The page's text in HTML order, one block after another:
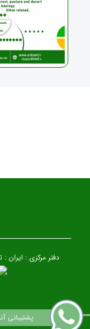
دفتر مرکزی : ایران